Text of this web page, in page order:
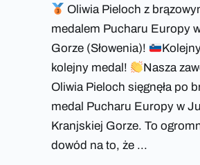
Oliwia Pieloch z
medalem Pucharu Europy
Gorze (Słowenia)!
kolejny medal!
Nasza
Oliwia Pieloch sięgnęła po
medal Pucharu Europy w
Kranjskiej Gorze. To
dowód na to, że